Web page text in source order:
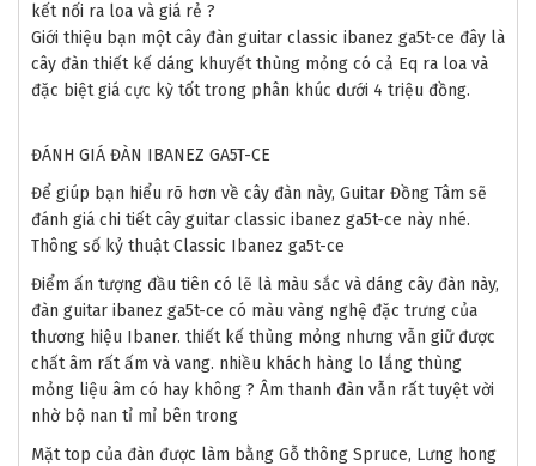
kết nối ra loa và giá rẻ ?
Giới thiệu bạn một cây đàn guitar classic ibanez ga5t-ce đây là
cây đàn thiết kế dáng khuyết thùng mỏng có cả Eq ra loa và
đặc biệt giá cực kỳ tốt trong phân khúc dưới 4 triệu đồng.
ĐÁNH GIÁ ĐÀN IBANEZ GA5T-CE
Để giúp bạn hiểu rõ hơn về cây đàn này, Guitar Đồng Tâm sẽ
đánh giá chi tiết cây guitar classic ibanez ga5t-ce này nhé.
Thông số kỷ thuật Classic Ibanez ga5t-ce
Điểm ấn tượng đầu tiên có lẽ là màu sắc và dáng cây đàn này,
đàn guitar ibanez ga5t-ce có màu vàng nghệ đặc trưng của
thương hiệu Ibaner. thiết kế thùng mỏng nhưng vẫn giữ được
chất âm rất ấm và vang. nhiều khách hàng lo lắng thùng
mỏng liệu âm có hay không ? Âm thanh đàn vẫn rất tuyệt vời
nhờ bộ nan tỉ mỉ bên trong
Mặt top của đàn được làm bằng Gỗ thông Spruce, Lưng hong